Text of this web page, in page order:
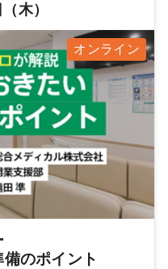
（平日）
木）
オンライン
のポイント